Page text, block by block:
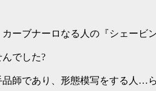
ーブナーロなる人の『シェービ
でした?
師であり、形態模写をする人…ら